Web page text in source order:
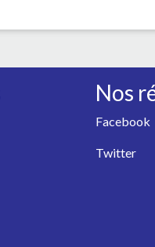
Nos
Facebook
Twitter